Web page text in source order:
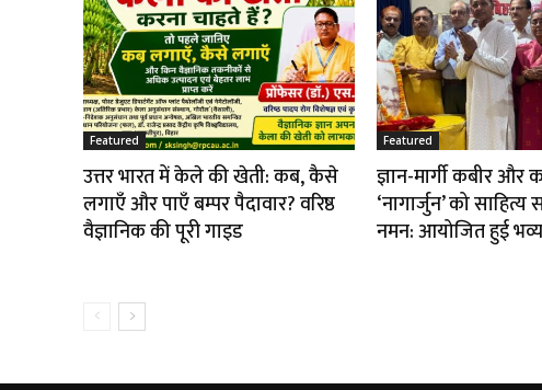
Featured
उत्तर भारत में केले की खेती: कब, कैसे
लगाएँ और पाएँ बम्पर पैदावार? वरिष्ठ
वैज्ञानिक की पूरी गाइड
Featured
ज्ञान-मार्गी कबीर और
‘नागार्जुन’ को
नमन: आयोजित हुई भव्य